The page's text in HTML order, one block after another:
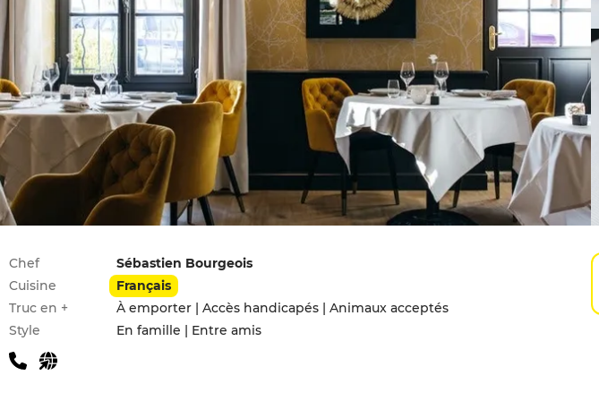
Infos pratiques
Chef
Sébastien Bourgeois
Cuisine
Français
Truc en +
À emporter | Accès handicapés | Animaux acceptés
Style
En famille | Entre amis